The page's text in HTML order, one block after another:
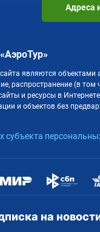
на
являются объектами
распространение (в том
и ресурсы в
и объектов без
субъекта
Адреса